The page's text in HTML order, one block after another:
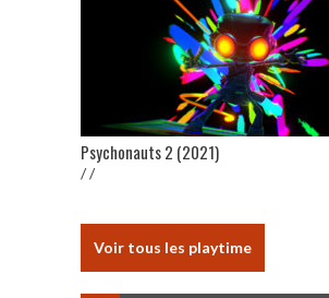
Psychonauts 2 (2021)
/ /
Voir tous les playtime